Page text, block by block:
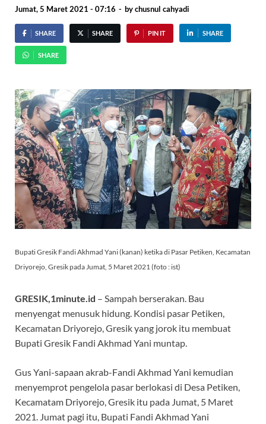
Jumat, 5 Maret 2021 - 07:16 - bychusnul cahyadi
SHARE SHARE PIN IT SHARE
SHARE
Bupati Gresik Fandi Akhmad Yani (kanan) ketika di Pasar Petiken, Kecamatan
Driyorejo, Gresik pada Jumat, 5 Maret 2021 (foto : ist)
GRESIK,1minute.id – Sampah berserakan. Bau
menyengat menusuk hidung. Kondisi pasar Petiken,
Kecamatan Driyorejo, Gresik yang jorok itu membuat
Bupati Gresik Fandi Akhmad Yani muntap.
Gus Yani-sapaan akrab-Fandi Akhmad Yani kemudian
menyemprot pengelola pasar berlokasi di Desa Petiken,
Kecamatam Driyorejo, Gresik itu pada Jumat, 5 Maret
2021. Jumat pagi itu, Bupati Fandi Akhmad Yani